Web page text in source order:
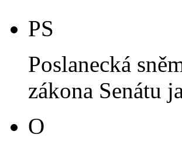
PS
Poslanecká
zákona Senátu
O